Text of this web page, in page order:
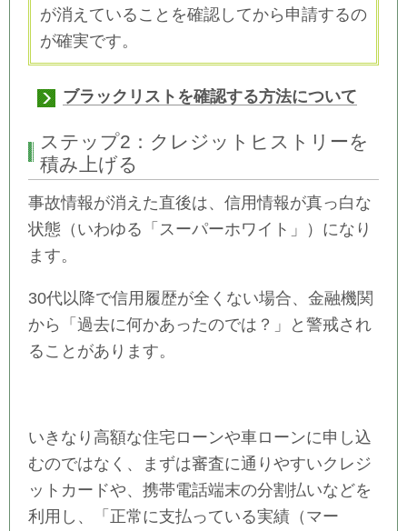
が消えていることを確認してから申請するの
が確実です。
ブラックリストを確認する方法について
ステップ2： クレジットヒストリーを
積み上げる
事故情報が消えた直後は、信用情報が真っ白な
状態（いわゆる「スーパーホワイト」）になり
ます。
30代以降で信用履歴が全くない場合、金融機関
から「過去に何かあったのでは？」と警戒され
ることがあります。
いきなり高額な住宅ローンや車ローンに申し込
むのではなく、まずは審査に通りやすいクレジ
ットカードや、携帯電話端末の分割払いなどを
利用し、「正常に支払っている実績（マー